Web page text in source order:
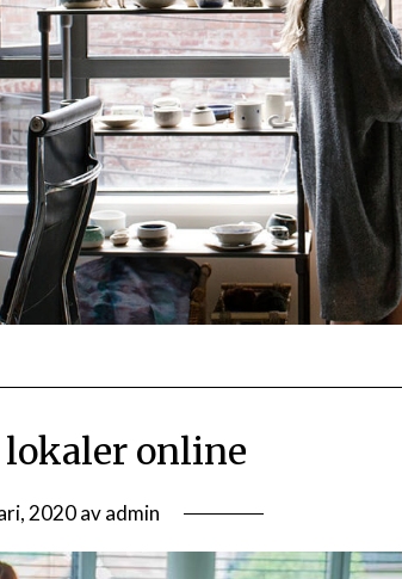
lokaler online
2020avadmin